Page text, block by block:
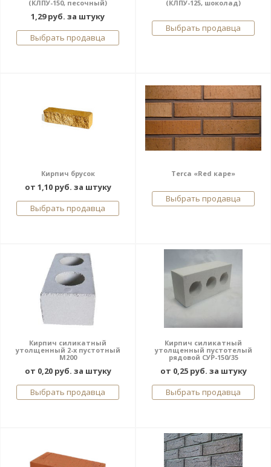
(КЛПУ-150, песочный)
1,29 руб. за штуку
Выбрать продавца
(КЛПУ-125, шоколад)
Выбрать продавца
Кирпич брусок
от 1,10 руб. за штуку
Выбрать продавца
Terca «Red каре»
Выбрать продавца
Кирпич силикатный
утолщенный 2-х пустотный
М200
от 0,20 руб. за штуку
Выбрать продавца
Кирпич силикатный
утолщенный пустотелый
рядовой СУР-150/35
от 0,25 руб. за штуку
Выбрать продавца